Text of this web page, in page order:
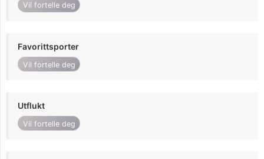
Vil fortelle deg
Favorittsporter
Vil fortelle deg
Utflukt
Vil fortelle deg